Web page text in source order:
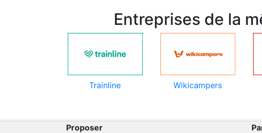
Entreprises de la
Trainline Wikicampers
Proposer